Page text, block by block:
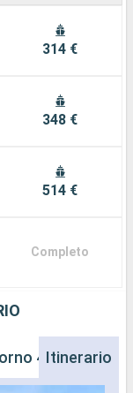
314 €
348 €
514 €
Completo
4 Giorno 5
Itinerario